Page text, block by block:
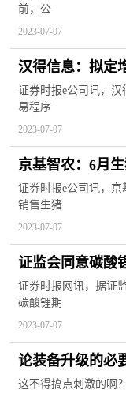
前，公
2023-07-07
汉得信息：拟定
企业级智能平台
证券时报e公司讯，汉
易程序
2023-07-07
京基智农：6月
证券时报e公司讯，京
销售生猪
2023-07-07
证监会同意碳酸
证券时报网讯，据证
碳酸锂期
2023-07-07
论装备升级的必
吗？
这不得搞点刺激的啊